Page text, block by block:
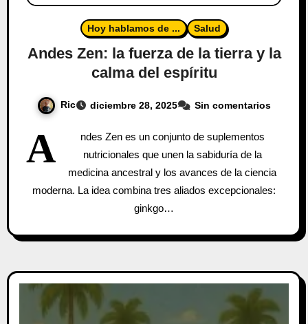
Hoy hablamos de ... Salud
Andes Zen: la fuerza de la tierra y la
calma del espíritu
Ric diciembre 28, 2025 Sin comentarios
A
ndes Zen es un conjunto de suplementos
nutricionales que unen la sabiduría de la
medicina ancestral y los avances de la ciencia
moderna. La idea combina tres aliados excepcionales:
ginkgo…